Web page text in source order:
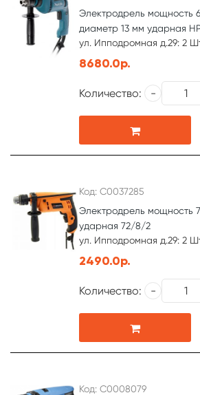
Электродрель мощность
диаметр 13 мм ударная
ул. Ипподромная д.29: 2
8680.0р.
Количество:
Код: С0037285
Электродрель мощность
ударная 72/8/2
ул. Ипподромная д.29: 2
2490.0р.
Количество:
Код: С0008079